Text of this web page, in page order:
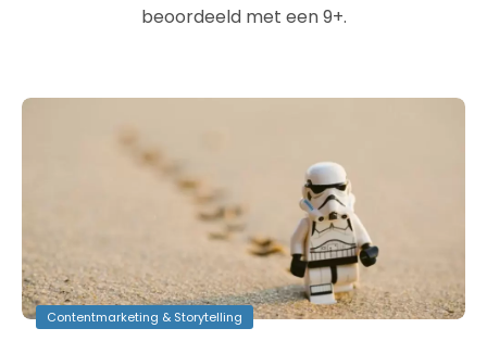
beoordeeld met een 9+.
Contentmarketing & Storytelling